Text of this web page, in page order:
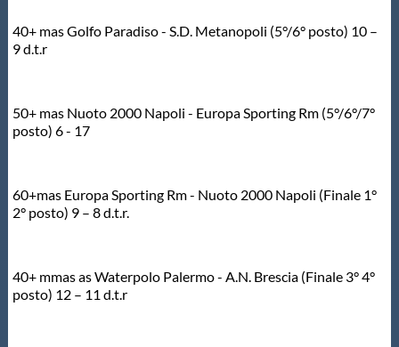
Area Legislativa
Protezione Civile
Sostenibilità
Privacy
40+ mas Golfo Paradiso - S.D. Metanopoli (5°/6° posto) 10 –
9 d.t.r
50+ mas Nuoto 2000 Napoli - Europa Sporting Rm (5°/6°/7°
posto) 6 - 17
60+mas Europa Sporting Rm - Nuoto 2000 Napoli (Finale 1°
2° posto) 9 – 8 d.t.r.
40+ mmas as Waterpolo Palermo - A.N. Brescia (Finale 3° 4°
posto) 12 – 11 d.t.r